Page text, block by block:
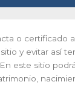
o certificado
y evitar así
este sitio